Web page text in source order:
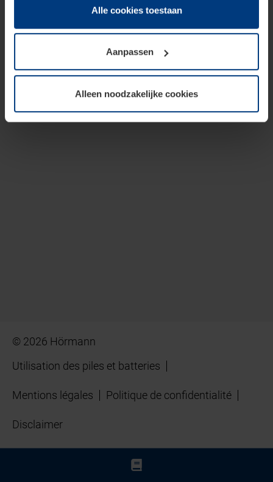
Juridisch hebben wij het recht om cookies op uw
van deze pagina's absoluut vereist is. Voor alle andere
soorten cookies is uw toestemming benodigd. Uw
toestemming kunt u op elk moment bij de uitleg van de
wijzigen of herroepen.
Alle cookies toestaan
Aanpassen
Alleen noodzakelijke cookies
© 2026 Hörmann
Utilisation des piles et batteries
Mentions légales Politique de confidentialité
Disclaimer